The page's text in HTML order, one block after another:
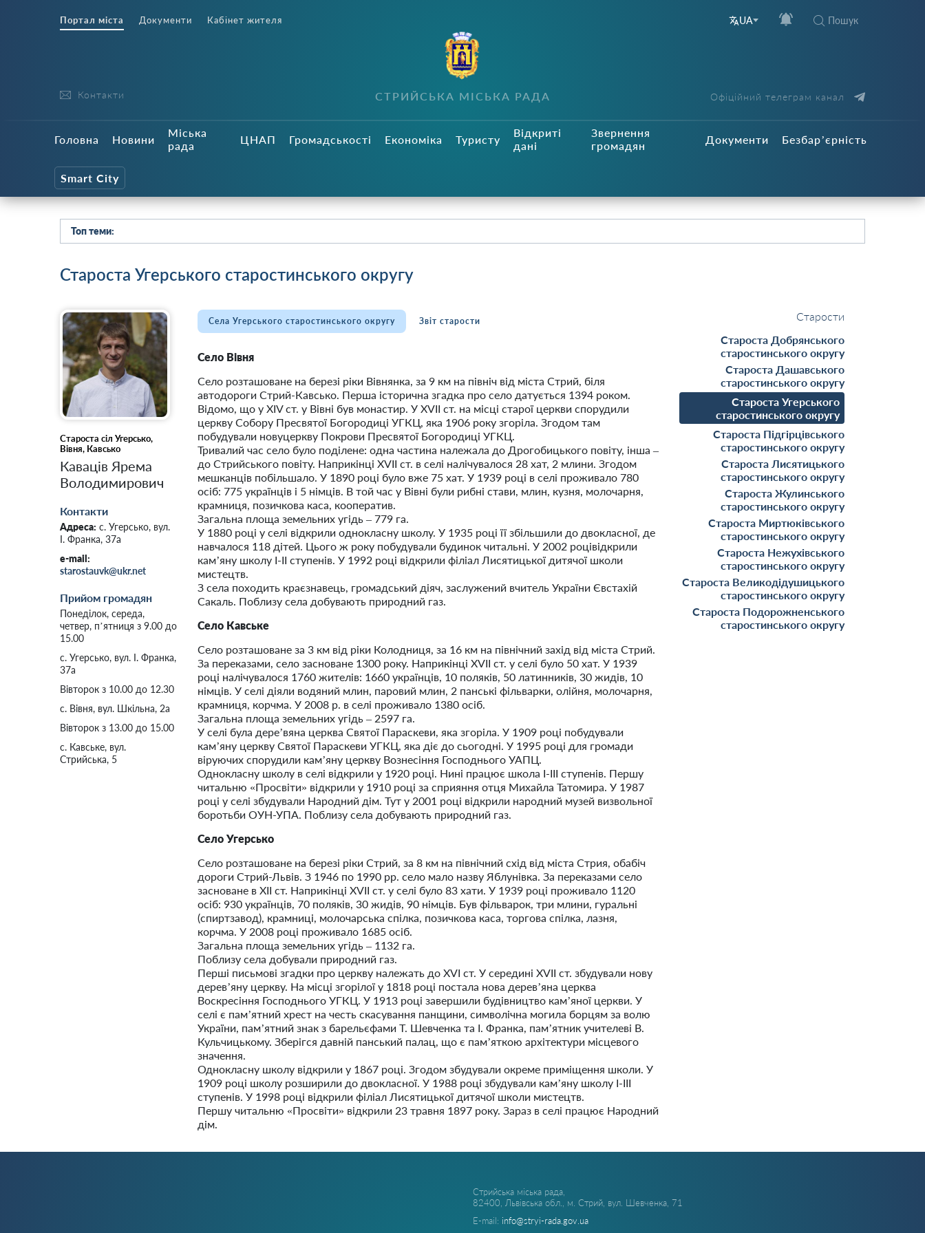
Портал міста Документи Кабінет жителя UA Пошук
Контакти СТРИЙСЬКА МІСЬКА РАДА Офіційний телеграм канал
Головна Новини
Міська
рада
ЦНАП Громадськості Економіка Туристу
Відкриті
дані
Звернення
громадян
Документи Безбар’єрність
Smart City
Топ теми:
Староста Угерського старостинського округу
Староста сіл Угерсько,
Вівня, Кавсько
Каваців Ярема
Володимирович
Контакти
Адреса: с. Угерсько, вул.
І. Франка, 37а
e-mail:
starostauvk@ukr.net
Прийом громадян
Понеділок, середа,
четвер, п’ятниця з 9.00 до
15.00
с. Угерсько, вул. І. Франка,
37а
Вівторок з 10.00 до 12.30
с. Вівня, вул. Шкільна, 2а
Вівторок з 13.00 до 15.00
с. Кавське, вул.
Стрийська, 5
Села Угерського старостинського округу Звіт старости
Село Вівня
Село розташоване на березі ріки Вівнянка, за 9 км на північ від міста Стрий, біля
автодороги Стрий-Кавсько. Перша історична згадка про село датується 1394 роком.
Відомо, що у ХІV ст. у Вівні був монастир. У ХVІІ ст. на місці старої церкви спорудили
церкву Собору Пресвятої Богородиці УГКЦ, яка 1906 року згоріла. Згодом там
побудували новуцеркву Покрови Пресвятої Богородиці УГКЦ.
Тривалий час село було поділене: одна частина належала до Дрогобицького повіту, інша –
до Стрийського повіту. Наприкінці ХVІІ ст. в селі налічувалося 28 хат, 2 млини. Згодом
мешканців побільшало. У 1890 році було вже 75 хат. У 1939 році в селі проживало 780
осіб: 775 українців і 5 німців. В той час у Вівні були рибні стави, млин, кузня, молочарня,
крамниця, позичкова каса, кооператив.
Загальна площа земельних угідь – 779 га.
У 1880 році у селі відкрили однокласну школу. У 1935 році її збільшили до двокласної, де
навчалося 118 дітей. Цього ж року побудували будинок читальні. У 2002 роцівідкрили
кам’яну школу І-ІІ ступенів. У 1992 році відкрили філіал Лисятицької дитячої школи
мистецтв.
З села походить краєзнавець, громадський діяч, заслужений вчитель України Євстахій
Сакаль. Поблизу села добувають природний газ.
Село Кавське
Село розташоване за 3 км від ріки Колодниця, за 16 км на північний захід від міста Стрий.
За переказами, село засноване 1300 року. Наприкінці ХVІІ ст. у селі було 50 хат. У 1939
році налічувалося 1760 жителів: 1660 українців, 10 поляків, 50 латинників, 30 жидів, 10
німців. У селі діяли водяний млин, паровий млин, 2 панські фільварки, олійня, молочарня,
крамниця, корчма. У 2008 р. в селі проживало 1380 осіб.
Загальна площа земельних угідь – 2597 га.
У селі була дере’вяна церква Святої Параскеви, яка згоріла. У 1909 році побудували
кам’яну церкву Святої Параскеви УГКЦ, яка діє до сьогодні. У 1995 році для громади
віруючих спорудили кам’яну церкву Вознесіння Господнього УАПЦ.
Однокласну школу в селі відкрили у 1920 році. Нині працює школа І-ІІІ ступенів. Першу
читальню «Просвіти» відкрили у 1910 році за сприяння отця Михайла Татомира. У 1987
році у селі збудували Народний дім. Тут у 2001 році відкрили народний музей визвольної
боротьби ОУН-УПА. Поблизу села добувають природний газ.
Село Угерсько
Село розташоване на березі ріки Стрий, за 8 км на північний схід від міста Стрия, обабіч
дороги Стрий-Львів. З 1946 по 1990 рр. село мало назву Яблунівка. За переказами село
засноване в ХІІ ст. Наприкінці ХVІІ ст. у селі було 83 хати. У 1939 році проживало 1120
осіб: 930 українців, 70 поляків, 30 жидів, 90 німців. Був фільварок, три млини, гуральні
(спиртзавод), крамниці, молочарська спілка, позичкова каса, торгова спілка, лазня,
корчма. У 2008 році проживало 1685 осіб.
Загальна площа земельних угідь – 1132 га.
Поблизу села добували природний газ.
Перші письмові згадки про церкву належать до ХVІ ст. У середині ХVІІ ст. збудували нову
дерев’яну церкву. На місці згорілої у 1818 році постала нова дерев’яна церква
Воскресіння Господнього УГКЦ. У 1913 році завершили будівництво кам’яної церкви. У
селі є пам’ятний хрест на честь скасування панщини, символічна могила борцям за волю
України, пам’ятний знак з барельєфами Т. Шевченка та І. Франка, пам’ятник учителеві В.
Кульчицькому. Зберігся давній панський палац, що є пам’яткою архітектури місцевого
значення.
Однокласну школу відкрили у 1867 році. Згодом збудували окреме приміщення школи. У
1909 році школу розширили до двокласної. У 1988 році збудували кам’яну школу І-ІІІ
ступенів. У 1998 році відкрили філіал Лисятицької дитячої школи мистецтв.
Першу читальню «Просвіти» відкрили 23 травня 1897 року. Зараз в селі працює Народний
дім.
Старости
Староста Добрянського
старостинського округу
Староста Дашавського
старостинського округу
Староста Угерського
старостинського округу
Староста Підгірцівського
старостинського округу
Староста Лисятицького
старостинського округу
Староста Жулинського
старостинського округу
Староста Миртюківського
старостинського округу
Староста Нежухівського
старостинського округу
Староста Великодідушицького
старостинського округу
Староста Подорожненського
старостинського округу
Стрийська міська рада,
82400, Львівська обл., м. Стрий, вул. Шевченка, 71
E-mail: info@stryi-rada.gov.ua